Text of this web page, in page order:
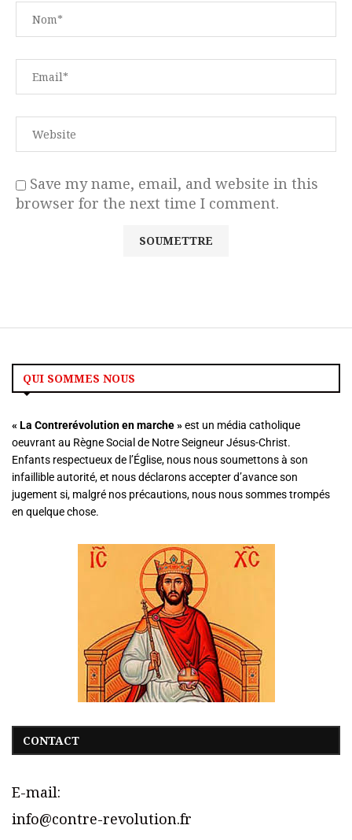
Save my name, email, and website in this
browser for the next time I comment.
QUI SOMMES NOUS
« La Contrerévolution en marche »est un média catholique
oeuvrant au Règne Social de Notre Seigneur Jésus-Christ.
Enfants respectueux de l’Église, nous nous soumettons à son
infaillible autorité, et nous déclarons accepter d’avance son
jugement si, malgré nos précautions, nous nous sommes trompés
en quelque chose.
CONTACT
E-mail:
info@contre-revolution.fr